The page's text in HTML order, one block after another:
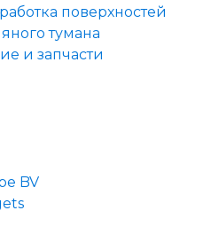
поверхностей
тумана
и запчасти
BV